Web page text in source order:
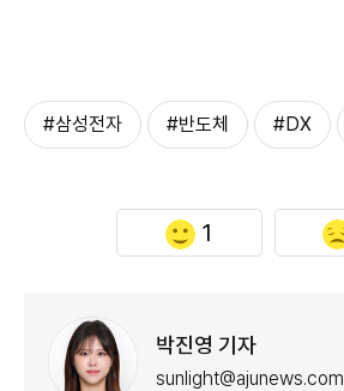
#삼성전자 #반도체 #DX
1
박진영 기자
sunlight@ajunews.com